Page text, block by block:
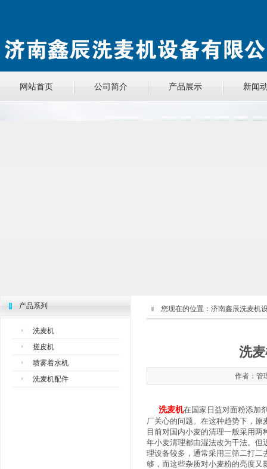
网站首页 公司简介 产品展示 新闻
产品系列
洗麦机
搓皮机
喷雾着水机
洗麦机配件
您现在的位置： 济南鑫辰洗麦机
洗
作者：
洗麦机在国家日益对面粉添加
厂关心的问题。在这种趋势下，
目前对国内小麦的清理一般采用
年小麦清理都由湿法改为干法。但
理设备较多，通常采用三筛二打二
够，而这些杂质对小麦粉的亮度又